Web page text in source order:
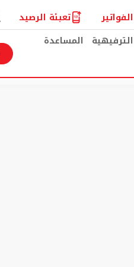
تعبئة الرصيد
المساعدة